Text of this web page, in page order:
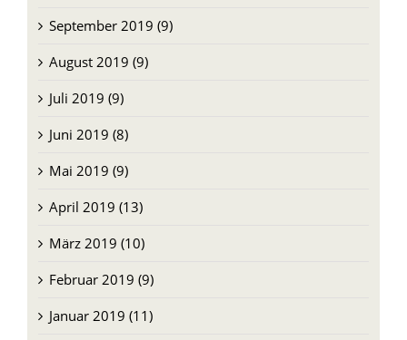
August 2019 (9)
Juli 2019 (9)
Juni 2019 (8)
Mai 2019 (9)
April 2019 (13)
März 2019 (10)
Februar 2019 (9)
Januar 2019 (11)
Dezember 2018 (13)